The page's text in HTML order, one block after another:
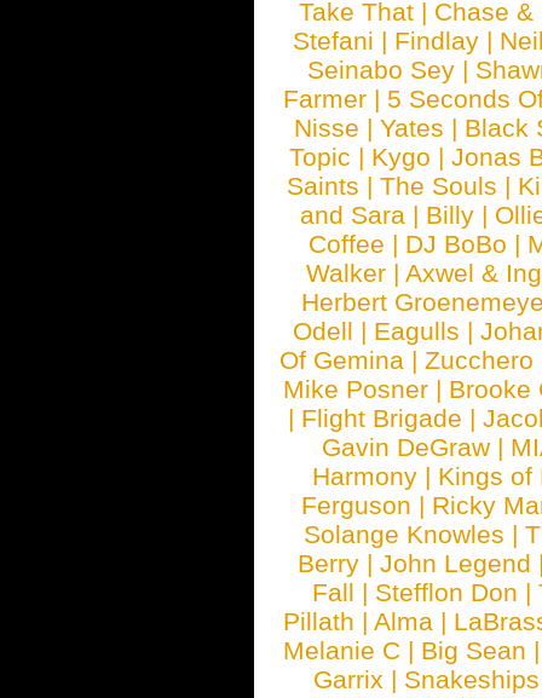
Take That | Chase &
Stefani | Findlay |
Seinabo Sey |
Farmer | 5 Seconds
Nisse | Yates | Black
Topic | Kygo | Jonas
Saints | The Souls |
and Sara | Billy |
Coffee | DJ BoBo |
Walker | Axwel &
Herbert
Odell | Eagulls |
Of Gemina |Zucchero
Mike Posner | Brooke
| Flight Brigade |
Gavin DeGraw |
Harmony | Kings of
Ferguson | Ricky
Solange Knowles |
Berry |John Legend
Fall | Stefflon Don |
Pillath |Alma |
Melanie C | Big Sean
Garrix |